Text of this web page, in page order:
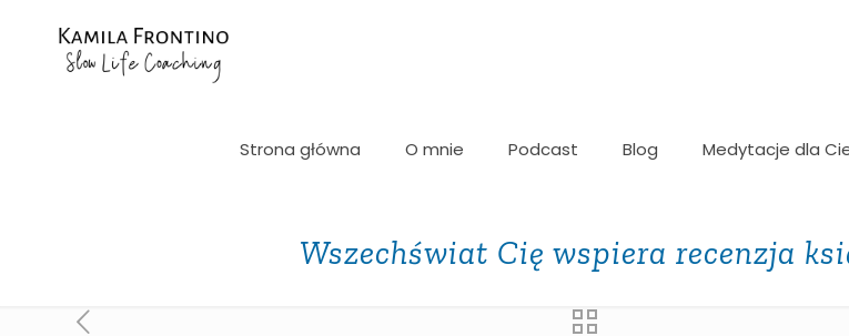
Strona główna O mnie Podcast Blog Medytacje dla
Wszechświat Cię wspiera recenzja